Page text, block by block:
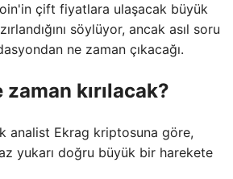
çift fiyatlara ulaşacak büyük
söylüyor, ancak asıl soru
ne zaman çıkacağı.
zaman kırılacak?
analist Ekrag kriptosuna göre,
yukarı doğru büyük bir harekete